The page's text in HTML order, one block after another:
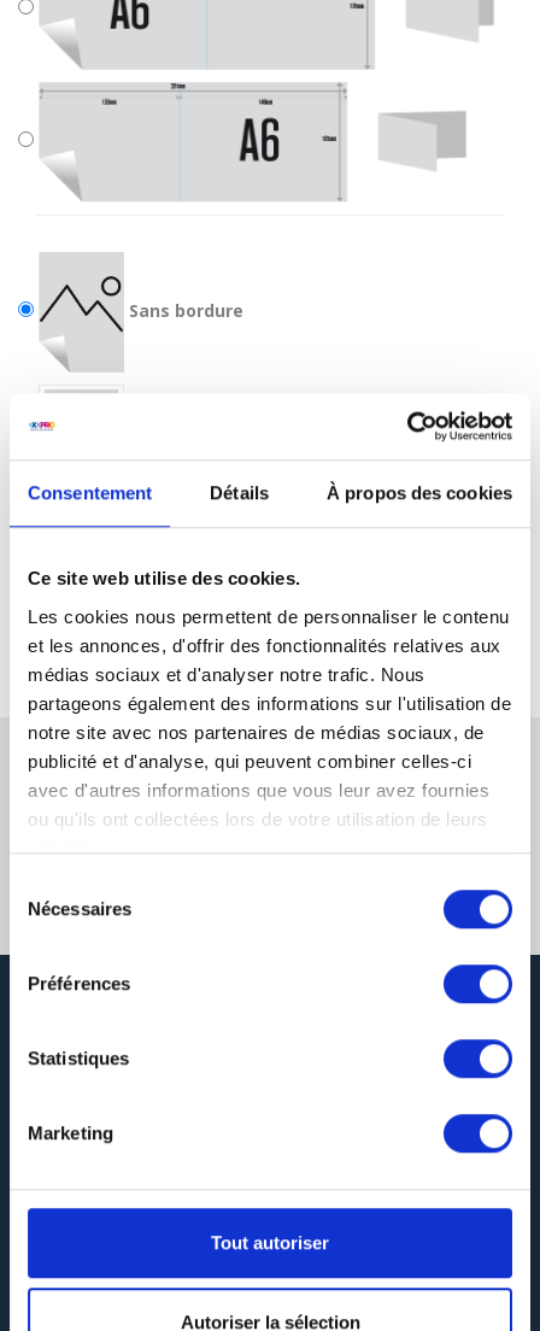
Consentement Détails À propos des cookies
Ce site web utilise des cookies.
Les cookies nous permettent de personnaliser le contenu
et les annonces, d'offrir des fonctionnalités relatives aux
médias sociaux et d'analyser notre trafic. Nous
partageons également des informations sur l'utilisation de
notre site avec nos partenaires de médias sociaux, de
publicité et d'analyse, qui peuvent combiner celles-ci
avec d'autres informations que vous leur avez fournies
ou qu'ils ont collectées lors de votre utilisation de leurs
services.
Nécessaires
Préférences
Statistiques
Marketing
Tout autoriser
Autoriser la sélection
Sans bordure
SERVICE LIVRAISON